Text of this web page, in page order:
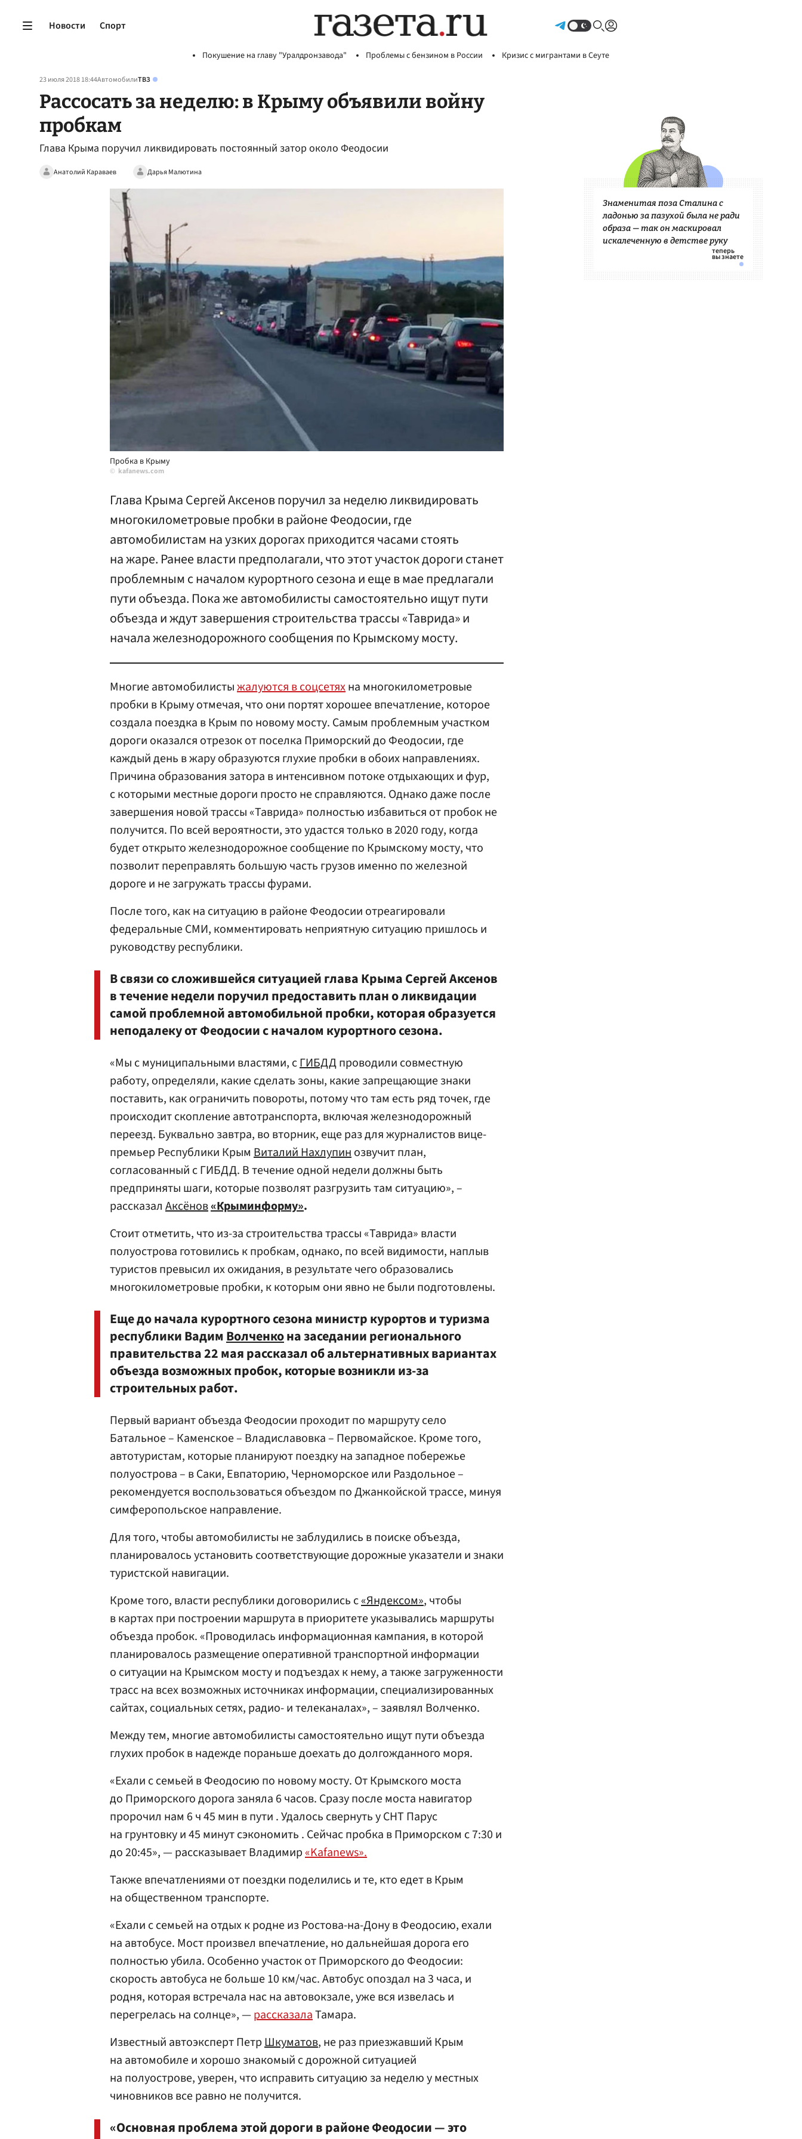
Новости Спорт
Покушение на главу "Уралдронзавода" Проблемы с бензином в России Кризис с мигрантами в Сеуте
23 июля 2018 18:44АвтомобилиТВЗ
Рассосать за неделю: в Крыму объявили войну
пробкам
Глава Крыма поручил ликвидировать постоянный затор около Феодосии
Анатолий Караваев Дарья Малютина
Пробка в Крыму
kafanews.com
Глава Крыма Сергей Аксенов поручил за неделю ликвидировать
многокилометровые пробки в районе Феодосии, где
автомобилистам на узких дорогах приходится часами стоять
на жаре. Ранее власти предполагали, что этот участок дороги станет
проблемным с началом курортного сезона и еще в мае предлагали
пути объезда. Пока же автомобилисты самостоятельно ищут пути
объезда и ждут завершения строительства трассы «Таврида» и
начала железнодорожного сообщения по Крымскому мосту.
Многие автомобилистыжалуются в соцсетяхна многокилометровые
пробки в Крыму отмечая, что они портят хорошее впечатление, которое
создала поездка в Крым по новому мосту. Самым проблемным участком
дороги оказался отрезок от поселка Приморский до Феодосии, где
каждый день в жару образуются глухие пробки в обоих направлениях.
Причина образования затора в интенсивном потоке отдыхающих и фур,
с которыми местные дороги просто не справляются. Однако даже после
завершения новой трассы «Таврида» полностью избавиться от пробок не
получится. По всей вероятности, это удастся только в 2020 году, когда
будет открыто железнодорожное сообщение по Крымскому мосту, что
позволит переправлять большую часть грузов именно по железной
дороге и не загружать трассы фурами.
После того, как на ситуацию в районе Феодосии отреагировали
федеральные СМИ, комментировать неприятную ситуацию пришлось и
руководству республики.
В связи со сложившейся ситуацией глава Крыма Сергей Аксенов
в течение недели поручил предоставить план о ликвидации
самой проблемной автомобильной пробки, которая образуется
неподалеку от Феодосии с началом курортного сезона.
«Мы с муниципальными властями, сГИБДДпроводили совместную
работу, определяли, какие сделать зоны, какие запрещающие знаки
поставить, как ограничить повороты, потому что там есть ряд точек, где
происходит скопление автотранспорта, включая железнодорожный
переезд. Буквально завтра, во вторник, еще раз для журналистов вице-
премьер Республики Крым Виталий Нахлупинозвучит план,
согласованный с ГИБДД. В течение одной недели должны быть
предприняты шаги, которые позволят разгрузить там ситуацию», –
рассказал Аксёнов«Крыминформу».
Стоит отметить, что из-за строительства трассы «Таврида» власти
полуострова готовились к пробкам, однако, по всей видимости, наплыв
туристов превысил их ожидания, в результате чего образовались
многокилометровые пробки, к которым они явно не были подготовлены.
Еще до начала курортного сезона министр курортов и туризма
республики Вадим Волченкона заседании регионального
правительства 22 мая рассказал об альтернативных вариантах
объезда возможных пробок, которые возникли из-за
строительных работ.
Первый вариант объезда Феодосии проходит по маршруту село
Батальное – Каменское – Владиславовка – Первомайское. Кроме того,
автотуристам, которые планируют поездку на западное побережье
полуострова – в Саки, Евпаторию, Черноморское или Раздольное –
рекомендуется воспользоваться объездом по Джанкойской трассе, минуя
симферопольское направление.
Для того, чтобы автомобилисты не заблудились в поиске объезда,
планировалось установить соответствующие дорожные указатели и знаки
туристской навигации.
Кроме того, власти республики договорились с«Яндексом», чтобы
в картах при построении маршрута в приоритете указывались маршруты
объезда пробок. «Проводилась информационная кампания, в которой
планировалось размещение оперативной транспортной информации
о ситуации на Крымском мосту и подъездах к нему, а также загруженности
трасс на всех возможных источниках информации, специализированных
сайтах, социальных сетях, радио- и телеканалах», – заявлял Волченко.
Между тем, многие автомобилисты самостоятельно ищут пути объезда
глухих пробок в надежде пораньше доехать до долгожданного моря.
«Ехали с семьей в Феодосию по новому мосту. От Крымского моста
до Приморского дорога заняла 6 часов. Сразу после моста навигатор
пророчил нам 6 ч 45 мин в пути . Удалось свернуть у СНТ Парус
на грунтовку и 45 минут сэкономить . Сейчас пробка в Приморском с 7:30 и
до 20:45», — рассказывает Владимир«Kafanews».
Также впечатлениями от поездки поделились и те, кто едeт в Крым
на общественном транспорте.
«Ехали с семьей на отдых к родне из Ростова-на-Дону в Феодосию, ехали
на автобусе. Мост произвел впечатление, но дальнейшая дорога его
полностью убила. Особенно участок от Приморского до Феодосии:
скорость автобуса не больше 10 км/час. Автобус опоздал на 3 часа, и
родня, которая встречала нас на автовокзале, уже вся извелась и
перегрелась на солнце», —рассказалаТамара.
Известный автоэксперт ПетрШкуматов, не раз приезжавший Крым
на автомобиле и хорошо знакомый с дорожной ситуацией
на полуострове, уверен, что исправить ситуацию за неделю у местных
чиновников все равно не получится.
«Основная проблема этой дороги в районе Феодосии — это
Знаменитая поза Сталина с
ладонью за пазухой была не ради
образа — так он маскировал
искалеченную в детстве руку